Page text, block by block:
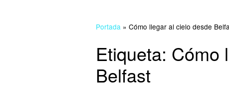
Portada » Cómo llegar al cielo desde
Etiqueta: Cómo
Belfast